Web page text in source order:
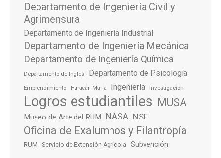
Departamento de Ingeniería Civil y
Agrimensura
Departamento de Ingeniería Industrial
Departamento de Ingeniería Mecánica
Departamento de Ingeniería Química
Departamento de Inglés Departamento de Psicología
Emprendimiento Huracán María Ingeniería Investigación
Logros estudiantiles MUSA
Museo de Arte del RUM NASA NSF
Oficina de Exalumnos y Filantropía
RUM Servicio de Extensión Agrícola Subvención